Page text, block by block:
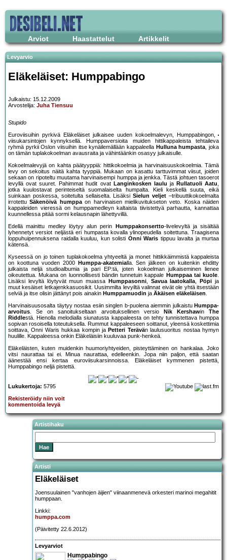
Arviot Haastattelut Artikkelit
Levyarvio
Eläkeläiset: Humppabingo
Julkaistu: 15.12.2009
Arvostelija: Juha Tiensuu
Stupido
Euroviisuihin pyrkivä Eläkeläiset julkaisee uuden kokoelmalevyn, Humppabingon,
viisukarsintojen kynnyksellä. Humppaversioita muiden hittikappaleista tehtaileva
ryhmä pyrkii Oslon viisuihin itse kynäilemällään kappaleella Hulluna humpasta, joka
on tämän tuplakokoelman avausraita ja vähintäänkin osasyy julkaisulle.
Kokoelmalevyjä on kahta päätyyppiä: hittikokoelmia ja harvinaisuuskokoelmia. Tämä
levy on sekoitus näitä kahta tyyppiä. Mukaan on kasattu tarttuvimmat viisut, joiden
sekaan on ripoteltu muutama harvinaisempi humppa ja jenkka. Tästä johtuen tasoerot
levyllä ovat suuret. Pahimmat hudit ovat Langinkosken laulu ja Rullatuoli Aatu,
jotka kuulostavat perinteiseltä suomalaiselta humpalta. Kieli keskellä suuta, eikä
suinkaan poskessa, soitetulta sellaiselta. LisäksiSielun veljet –tribuuttikokoelmalta
irrotettuSäkenöivä humppaon harvinaisen mielikuvitukseton veto. Koska näiden
kappaleiden vieressä on humppamedleyn kaltaista tiivistettyä parhautta, kannattaa
kuunnellessa pitää sormi kelausnapin lähettyvillä.
Edellä mainittu medley löytyy alun perin
Humppakonsertto-livelevyltä ja sisältää
lyhennetyt versiot neljästä eri humpasta kovalla ylinopeudella soitettuna. Traagisena
loppuhuipennuksena raidalla kuuluu, kun solisti Onni Waris tippuu lavalta ja murtaa
kätensä.
Kyseessä on jo toinen tuplakokoelma yhtyeeltä ja monet hittikkäimmistä kappaleista
on koottuna vuoden 2000
Humppa-akatemialla. Sen jälkeen on kuitenkin ehditty
julkaista neljä studioalbumia ja pari EP:tä, joten kokoelman julkaiseminen lienee
oikeutettua. Mukana on luonnollisesti bändin tunnetuin kappale Humppaa tai kuole.
Lisäksi levyltä löytyvät muun muassa
Humppasonni, Savua laatokalla, Pöpi ja
muut kesäiset letkajenkkasuosikit. Uusimmilta levyiltä valinnat eivät ole yhtä itsestään
selviä ja itse olisin jättänyt pois ainakin Humppamuodin ja Äkäisen eläkeläisen.
Harvinaisuusosalta täytyy nostaa esiin singlen b-puolena aiemmin julkaistu Humppa-
arvoitus. Se on sanoitukseltaan arvoituksellinen versio Nik Kershawin The
Riddlestä. Hienolla melodialla siunatusta kappaleesta on tehty tunnistettava humppa
sopivan rosoisella toteutuksella. Rummut kappaleeseen soittanut, yleensä koskettimia
soittava, Onni Waris hukkaa kompin ja Petteri Terävän laulusuoritus nostaa hymyn
huulille. Kappaleessa onkin Eläkeläisiin kuuluvaa punk-henkeä.
Eläkeläisten, kuten muidenkin huumoriyhtyeiden, pisteyttäminen on hankalaa. Joko
vitsi naurattaa tai ei. Minua naurattaa, edelleenkin. Jopa niin paljon, että saatan
äänestää ensi kertaa euroviisukarsinnoissa. Eläkeläiset kymmenen pistettä,
Humppabingo neljä pistettä.
Lukukertoja: 5795
Rekisteröidy niin voit
kommentoida levyä
Artistihaku
Artisti
Eläkeläiset
Joensuulainen "vanhojen äijien" viinaanmenevä orkesteri marinoi megahitit
humppaan.
Linkki:
humppa.com
(Päivitetty 22.6.2012)
Levyarviot
Humppabingo